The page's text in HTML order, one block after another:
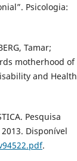
Psicologia:
Tamar;
motherhood of
and Health
Pesquisa
Disponível
.